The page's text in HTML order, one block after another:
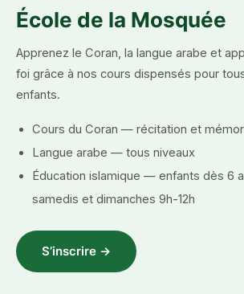
École de la Mosquée
Apprenez le Coran, la langue arabe et
foi grâce à nos cours dispensés pour
enfants.
Cours du Coran — récitation et
Langue arabe — tous niveaux
Éducation islamique — enfants dès 6
samedis et dimanches 9h-12h
S’inscrire →